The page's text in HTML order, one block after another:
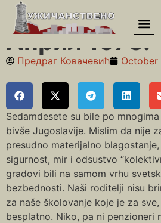
Почетна»Седамдесете»Април 1975.
Април 1975.
Предраг Ковачевић October
Sedamdesete su bile po
bivše Jugoslavije. Mislim da nije
presudno materijalno
sigurnost, mir i odsustvo
gradovi bili na samom vrhu
bezbednosti. Naši roditelji nisu
za naše školovanje koje je za
besplatno. Niko, pa ni penzioneri